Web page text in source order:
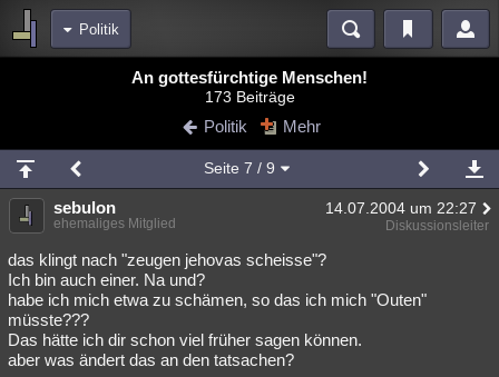
Politik
Blogs Videos
Chat Wiki Neuigkeiten
meine Rubriken
Menschen Mystery Kriminalfälle
Spiritualität Verschwörungen Technologie
Natur Umfragen Unterhaltung
weitere Rubriken
Philosophie Träume Orte Esoterik
An gottesfürchtige Menschen!
173 Beiträge
Politik Mehr
Seite 7 / 9
sebulon 14.07.2004 um 22:27
ehemaliges Mitglied Diskussionsleiter
das klingt nach "zeugen jehovas scheisse"?
Ich bin auch einer. Na und?
habe ich mich etwa zu schämen, so das ich mich "Outen"
müsste???
Das hätte ich dir schon viel früher sagen können.
aber was ändert das an den tatsachen?